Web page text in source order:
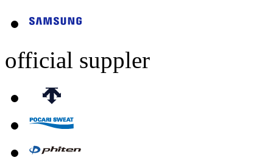
official suppler